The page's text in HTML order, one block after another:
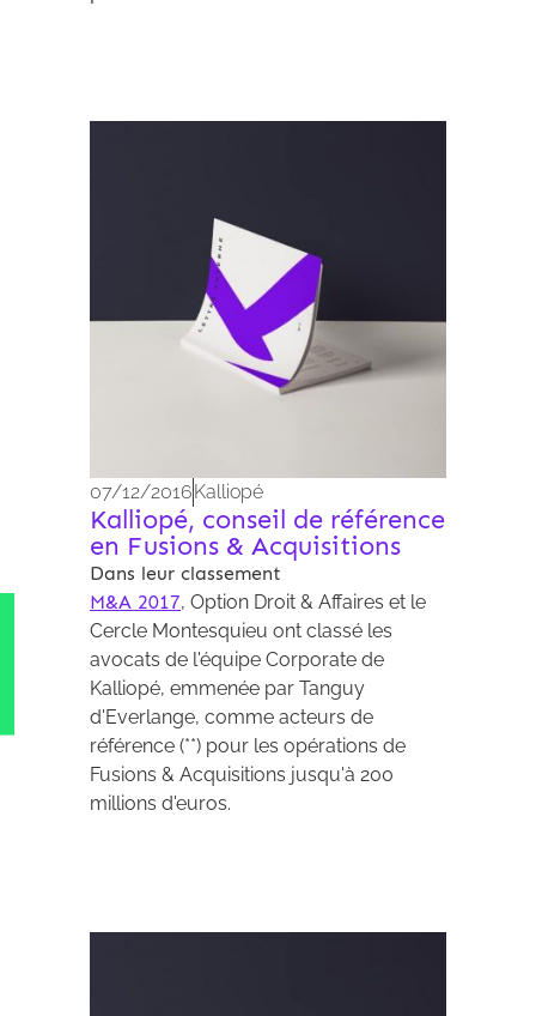
07/12/2016Kalliopé
Kalliopé, conseil de référence
en Fusions & Acquisitions
Dans leur classement
M&A 2017, Option Droit & Affaires et le
Cercle Montesquieu ont classé les
avocats de l'équipe Corporate de
Kalliopé, emmenée par Tanguy
d'Everlange, comme acteurs de
référence (**) pour les opérations de
Fusions & Acquisitions jusqu'à 200
millions d'euros.